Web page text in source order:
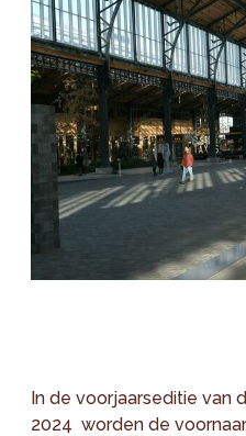
In de voorjaarseditie van
2024 worden de